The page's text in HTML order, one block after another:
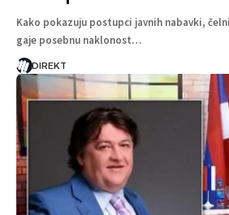
Kako pokazuju postupci javnih nabavki,
gaje posebnu naklonost…
DIREKT